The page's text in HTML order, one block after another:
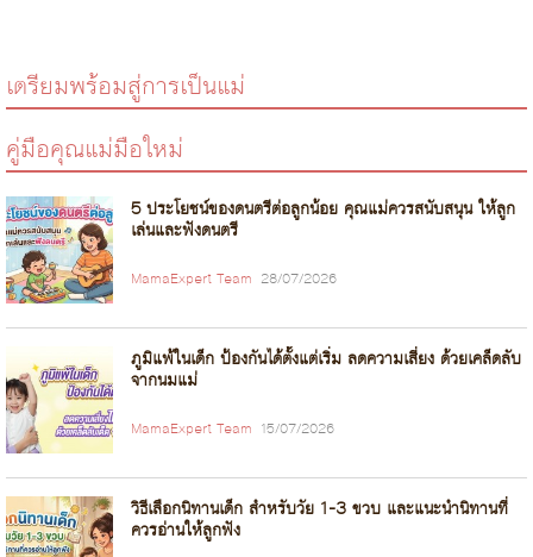
เตรียมพร้อมสู่การเป็นแม่
คู่มือคุณแม่มือใหม่
5 ประโยชน์ของดนตรีต่อลูกน้อย คุณแม่ควรสนับสนุน ให้ลูก
เล่นและฟังดนตรี
MamaExpert Team 28/07/2026
ภูมิแพ้ในเด็ก ป้องกันได้ตั้งแต่เริ่ม ลดความเสี่ยง ด้วยเคล็ดลับ
จากนมแม่
MamaExpert Team 15/07/2026
วิธีเลือกนิทานเด็ก สำหรับวัย 1-3 ขวบ และแนะนำนิทานที่
ควรอ่านให้ลูกฟัง